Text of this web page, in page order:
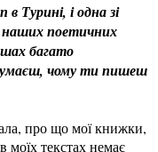
Турині, і одна зі
наших поетичних
багато
чому ти пишеш
про що мої книжки,
моїх текстах немає